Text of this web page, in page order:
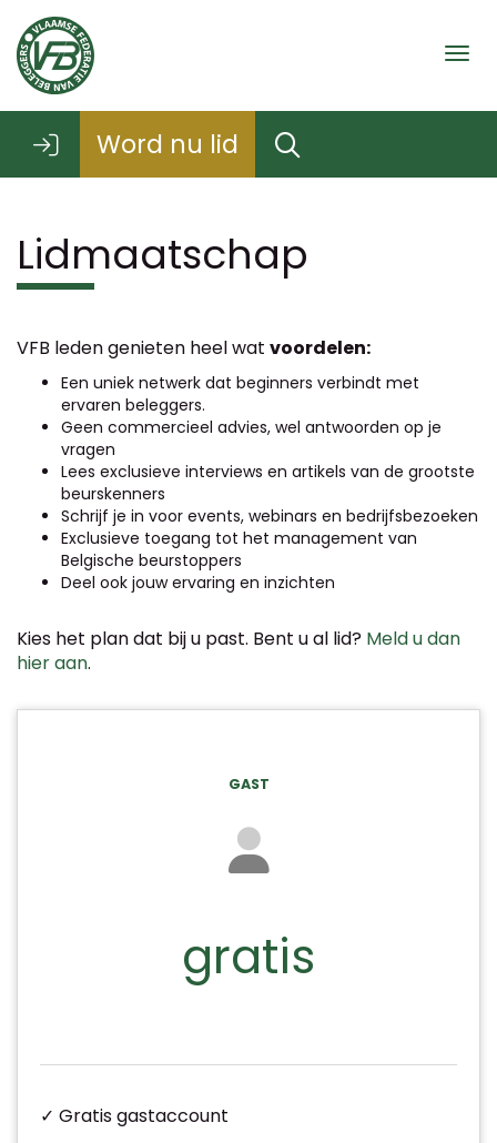
Word nu lid
Lidmaatschap
VFB leden genieten heel wat voordelen:
Een uniek netwerk dat beginners verbindt met
ervaren beleggers.
Geen commercieel advies, wel antwoorden op je
vragen
Lees exclusieve interviews en artikels van de grootste
beurskenners
Schrijf je in voor events, webinars en bedrijfsbezoeken
Exclusieve toegang tot het management van
Belgische beurstoppers
Deel ook jouw ervaring en inzichten
Kies het plan dat bij u past. Bent u al lid? Meld u dan
hier aan.
GAST
gratis
✓ Gratis gastaccount